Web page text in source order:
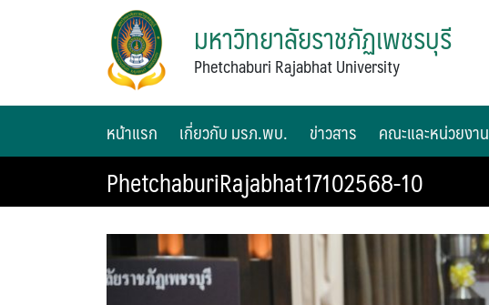
มหาวิทยาลัยราชภัฏเพชรบุรี
Phetchaburi Rajabhat University
หน้าแรก เกี่ยวกับ มรภ.พบ. ข่าวสาร คณะและหน่วยงาน
PhetchaburiRajabhat17102568-10